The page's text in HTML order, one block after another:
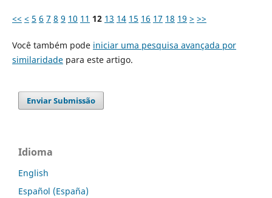
<< < 5 6 7 8 9 10 11 12 13 14 15 16 17 18 19 > >>
Você também pode iniciar uma pesquisa avançada por
similaridadepara este artigo.
Enviar Submissão
Idioma
English
Español (España)